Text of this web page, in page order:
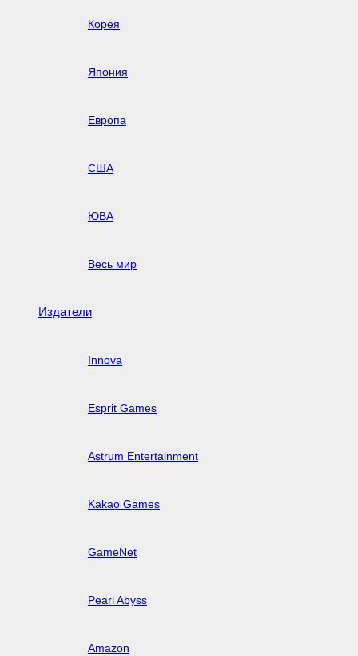
Корея
Япония
Европа
США
ЮВА
Весь мир
Издатели
Innova
Esprit Games
Astrum Entertainment
Kakao Games
GameNet
Pearl Abyss
Amazon